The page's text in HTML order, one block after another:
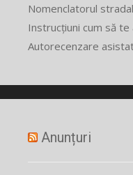
Nomenclatorul
Instrucțiuni cum să
Autorecenzare
Anunțuri